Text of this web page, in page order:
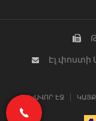
Էլ.փոստի
ԳԼԽԱՎՈՐ ԷՋ